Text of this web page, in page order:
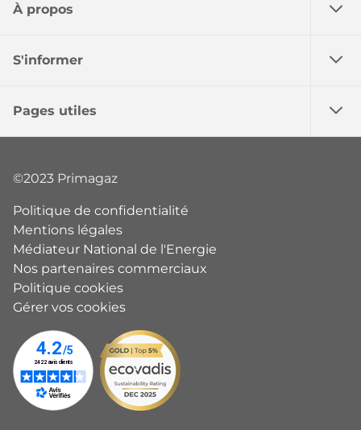
À propos
S'informer
Pages utiles
©2023 Primagaz
Politique de confidentialité
Mentions légales
Médiateur National de l'Energie
Nos partenaires commerciaux
Politique cookies
Gérer vos cookies